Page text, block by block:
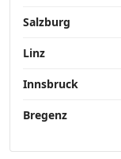
Salzburg
Linz
Innsbruck
Bregenz